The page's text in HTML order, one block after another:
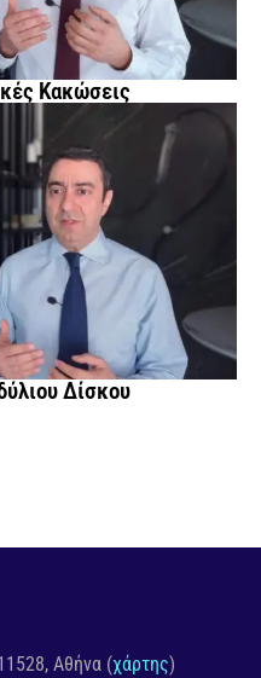
Κακώσεις
Δίσκου
Αθήνα (χάρτης)